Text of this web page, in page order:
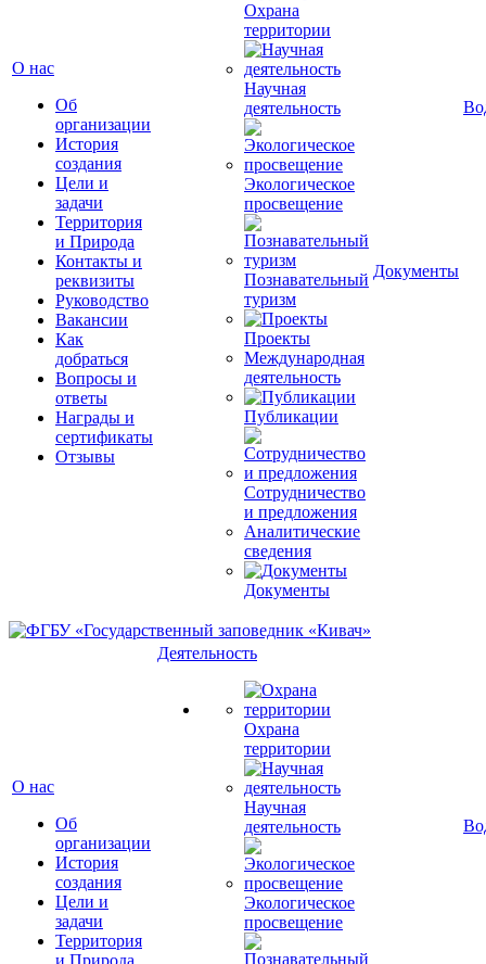
О нас
Об
организации
История
создания
Цели и
задачи
Территория
и Природа
Контакты и
реквизиты
Руководство
Вакансии
Как
добраться
Вопросы и
ответы
Награды и
сертификаты
Отзывы
Охрана
территории
Научная
деятельность
Экологическое
просвещение
Познавательный
туризм
Проекты
Международная
деятельность
Публикации
Сотрудничество
и предложения
Аналитические
сведения
Документы
Документы
О нас
Об
организации
История
создания
Цели и
задачи
Территория
и Природа
Деятельность
Охрана
территории
Научная
деятельность
Экологическое
просвещение